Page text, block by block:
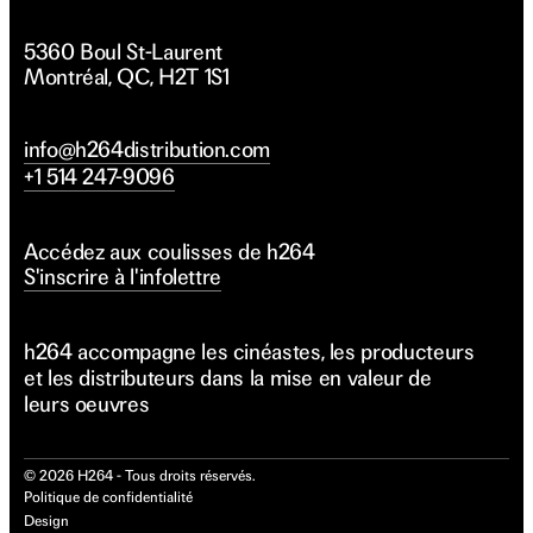
5360 Boul St-Laurent
Montréal, QC, H2T 1S1
info@h264distribution.com
+1 514 247-9096
Accédez aux coulisses de h264
S'inscrire à l'infolettre
h264 accompagne les cinéastes, les producteurs
et les distributeurs dans la mise en valeur de
leurs oeuvres
© 2026 H264 - Tous droits réservés.
Politique de confidentialité
Design